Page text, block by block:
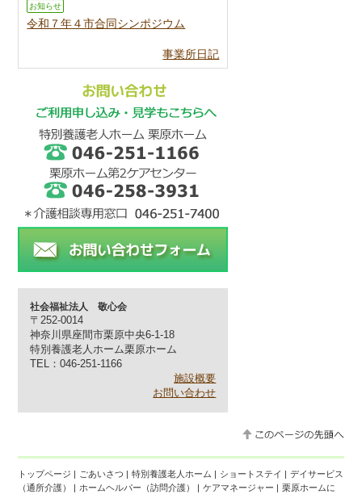
お知らせ
令和７年４市合同シンポジウム
事業所日記
社会福祉法人 敬心会
〒252-0014
神奈川県座間市栗原中央6-1-18
特別養護老人ホーム栗原ホーム
TEL：046-251-1166
施設概要
お問い合わせ
トップページ | ごあいさつ | 特別養護老人ホーム | ショートステイ | デイサービス
（通所介護）
| ホームヘルパー（訪問介護） | ケアマネージャー | 栗原ホームに